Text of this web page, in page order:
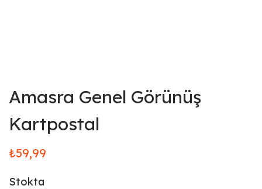
Amasra Genel Görünüş
Kartpostal
₺59,99
Stokta